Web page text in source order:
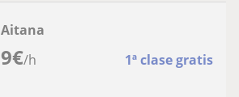
9€/h 1ª clase gratis
Aitana